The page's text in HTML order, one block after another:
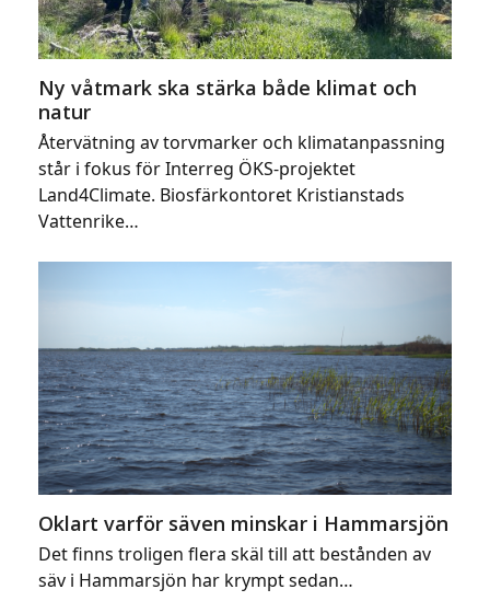
Ny våtmark ska stärka både klimat och
natur
Återvätning av torvmarker och klimatanpassning
står i fokus för Interreg ÖKS-projektet
Land4Climate. Biosfärkontoret Kristianstads
Vattenrike…
Oklart varför säven minskar i Hammarsjön
Det finns troligen flera skäl till att bestånden av
säv i Hammarsjön har krympt sedan…